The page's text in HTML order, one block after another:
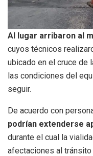
Al lugar arribaron al
cuyos técnicos
ubicado en el cruce de
las condiciones del
seguir.
De acuerdo con
podrían extenderse
durante el cual la
afectaciones al tránsito